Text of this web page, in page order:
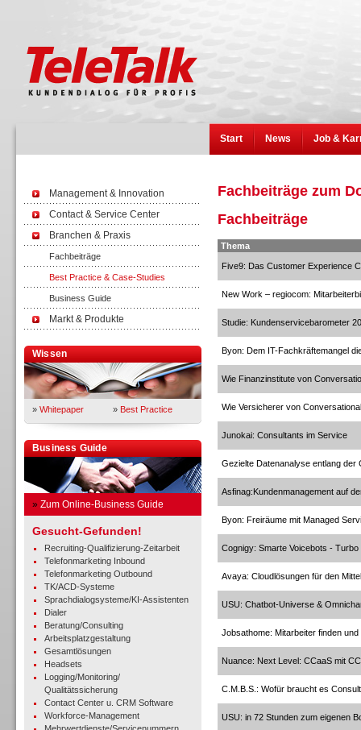
Start News Job &
Management & Innovation
Contact & Service Center
Branchen & Praxis
Fachbeiträge
Best Practice & Case-Studies
Business Guide
Markt & Produkte
Wissen
» Whitepaper » Best Practice
Business Guide
» Zum Online-Business Guide
Gesucht-Gefunden!
Recruiting-Qualifizierung-Zeitarbeit
Telefonmarketing Inbound
Telefonmarketing Outbound
TK/ACD-Systeme
Sprachdialogsysteme/KI-Assistenten
Dialer
Beratung/Consulting
Arbeitsplatzgestaltung
Gesamtlösungen
Headsets
Logging/Monitoring/
Qualitätssicherung
Contact Center u. CRM Software
Workforce-Management
Fachbeiträge zum
Fachbeiträge
Thema
Five9: Das Customer Experience
New Work – regiocom:
Studie: Kundenservicebarometer
Byon: Dem IT-Fachkräftemangel
Wie Finanzinstitute von
Wie Versicherer von
Junokai: Consultants im Service
Gezielte Datenanalyse entlang der
Asfinag:Kundenmanagement auf
Byon: Freiräume mit Managed
Cognigy: Smarte Voicebots -
Avaya: Cloudlösungen für den
USU: Chatbot-Universe &
Jobsathome: Mitarbeiter finden und
Nuance: Next Level: CCaaS mit
C.M.B.S.: Wofür braucht es
USU: in 72 Stunden zum eigenen